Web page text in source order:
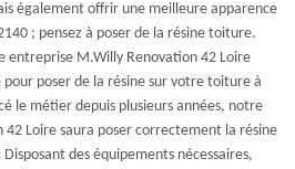
également offrir une meilleure apparence
; pensez à poser de la résine toiture.
entreprise M.Willy Renovation 42 Loire
poser de la résine sur votre toiture à
le métier depuis plusieurs années, notre
Loire saura poser correctement la résine
des équipements nécessaires,